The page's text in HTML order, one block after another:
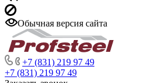
Обычная версия сайта
+7 (831) 219 97 49
+7 (831) 219 97 49